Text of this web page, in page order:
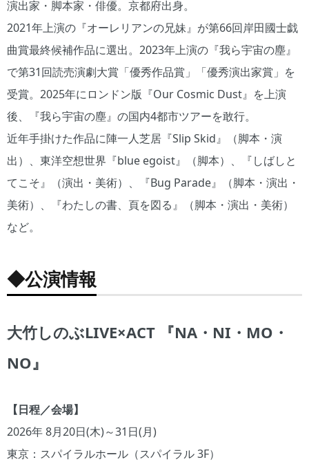
演出家・脚本家・俳優。京都府出身。
2021年上演の『オーレリアンの兄妹』が第66回岸田國士戯
曲賞最終候補作品に選出。2023年上演の『我ら宇宙の塵』
で第31回読売演劇大賞「優秀作品賞」「優秀演出家賞」を
受賞。2025年にロンドン版『Our Cosmic Dust』を上演
後、『我ら宇宙の塵』の国内4都市ツアーを敢行。
近年手掛けた作品に陣一人芝居『Slip Skid』（脚本・演
出）、東洋空想世界『blue egoist』（脚本）、『しばしと
てこそ』（演出・美術）、『Bug Parade』（脚本・演出・
美術）、『わたしの書、頁を図る』（脚本・演出・美術）
など。
◆公演情報
大竹しのぶLIVE×ACT 『NA・NI・MO・
NO』
【日程／会場】
2026年 8月20日(木)～31日(月)
東京：スパイラルホール（スパイラル 3F）